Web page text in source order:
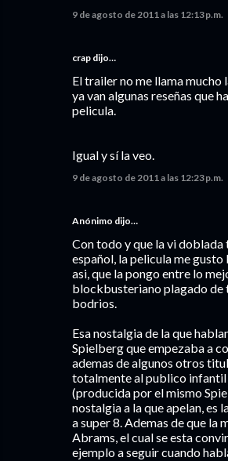
9 de agosto de 2011 a las 12:13 p.m.
crap dijo…
El trailer no me llama mucho
ya van algunas reseñas que
pelicula.
Igual y sí la veo.
9 de agosto de 2011 a las 12:23 p.m.
Anónimo dijo…
Con todo y que la vi
español, la pelicula me
asi, que la pongo entre lo
blockbusteriano plagado de
bodrios.
Esa nostalgia de la que
Spielberg que empezaba a
ademas de algunos otros
totalmente al publico infantil
(producida por el mismo
nostalgia a la que apelan, es
a super 8. Ademas de que la
Abrams, el cual se esta
ejemplo a seguir cuando